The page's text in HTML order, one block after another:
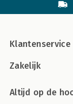
Klantenservice
Zakelijk
Altijd op de